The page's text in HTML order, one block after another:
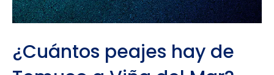
¿Cuántos peajes hay de